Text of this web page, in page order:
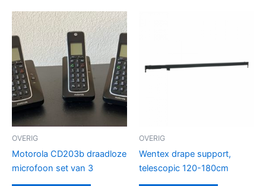
OVERIG
Motorola CD203b draadloze
microfoon set van 3
OVERIG
Wentex drape support,
telescopic 120-180cm